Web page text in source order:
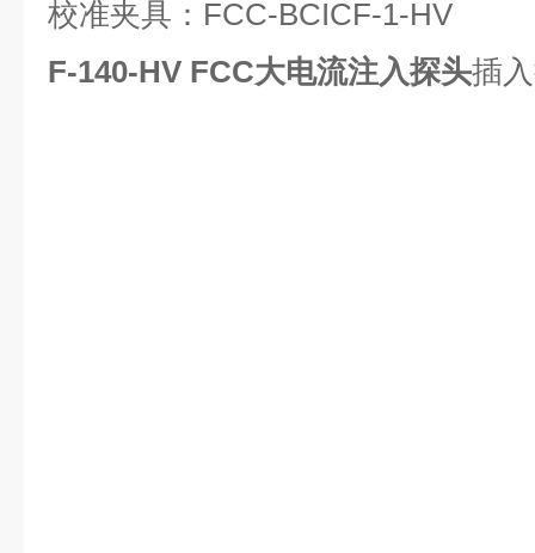
校准夹具：FCC-BCICF-1-HV
F-140-HV FCC大电流注入探头插